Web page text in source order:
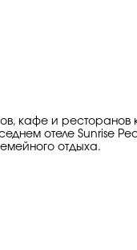
кафе и ресторанов
отеле Sunrise
отдыха.